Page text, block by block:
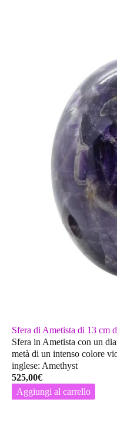
Sfera di Ametista di 13 cm
Sfera in Ametista con un
metà di un intenso colore
inglese: Amethyst
525,00€
Aggiungi al carrello